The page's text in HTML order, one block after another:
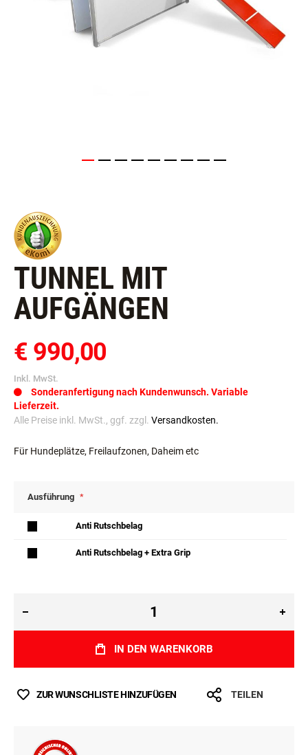
TUNNEL MIT
AUFGÄNGEN
€ 990,00
Inkl. MwSt.
Sonderanfertigung nach Kundenwunsch. Variable
Lieferzeit.
Alle Preise inkl. MwSt., ggf. zzgl. Versandkosten.
Für Hundeplätze, Freilaufzonen, Daheim etc
Ausführung
Anti Rutschbelag
Anti Rutschbelag + Extra Grip
IN DEN WARENKORB
ZUR WUNSCHLISTE HINZUFÜGEN TEILEN